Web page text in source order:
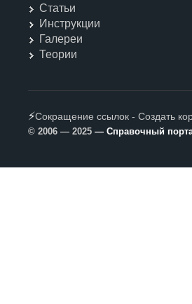
Статьи
Инструкции
Галереи
Теории
⚡Сокращение ссылок - Создать
© 2006 — 2025 — Справочный